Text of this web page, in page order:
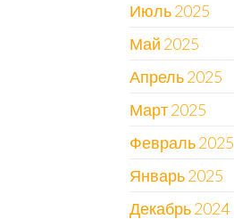
Июль 2025
Май 2025
Апрель 2025
Март 2025
Февраль 2025
Январь 2025
Декабрь 2024